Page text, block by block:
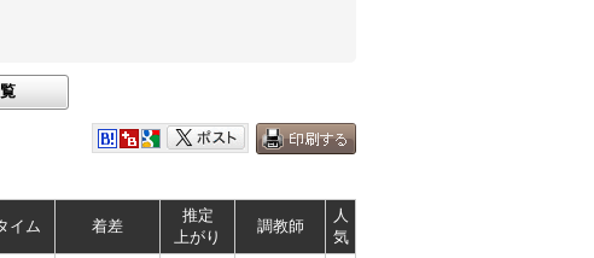
イム 着差
推定
上がり
調教師
人
気